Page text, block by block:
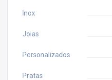
Inox
Joias
Personalizados
Pratas